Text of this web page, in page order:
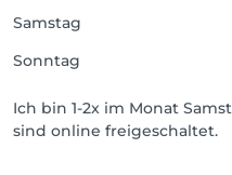
Samstag
Sonntag
Ich bin 1-2x im Monat
sind online freigeschaltet.